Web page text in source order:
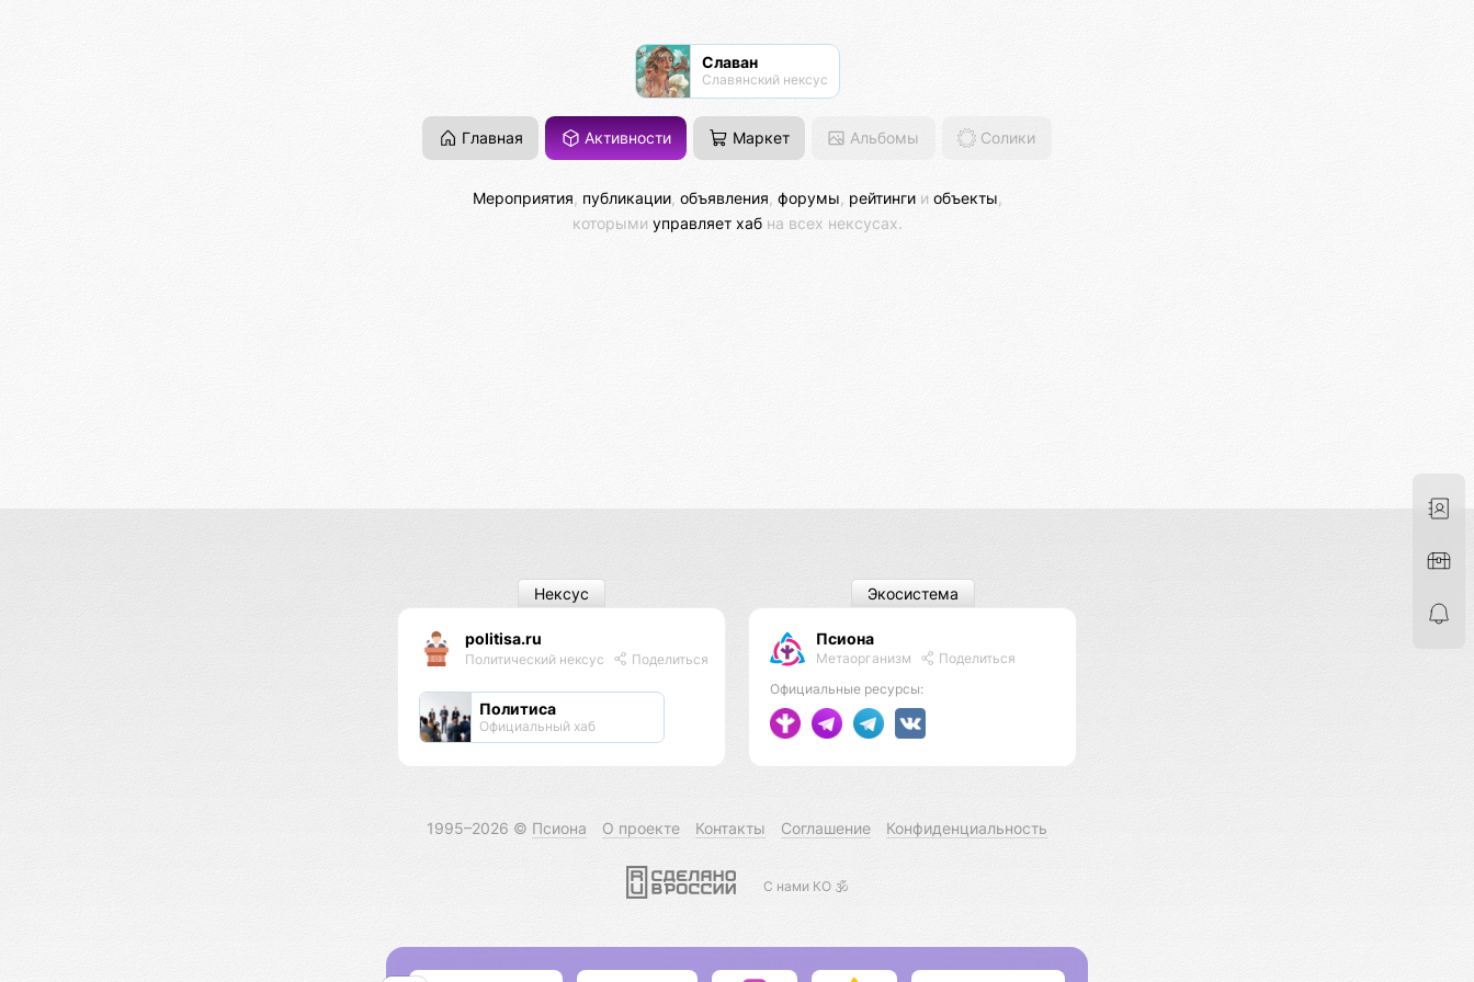
Славан
Славянский нексус
Главная Активности Маркет Альбомы Солики
Мероприятия, публикации, объявления, форумы рейтингии объекты
которыми управляет хабна всех нексусах.
politisa.ru
Политический нексус Поделиться
Политиса
Официальный хаб
Нексус
Псиона
Метаорганизм
Поделиться
Официальные ресурсы:
Экосистема
1995–2026 © Псиона О проекте Контакты Соглашение Конфиденциальность
С нами КО 🕉️